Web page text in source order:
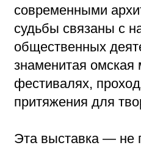
современными
судьбы связаны с
общественных
знаменитая омская
фестивалях,
притяжения для
Эта выставка — не